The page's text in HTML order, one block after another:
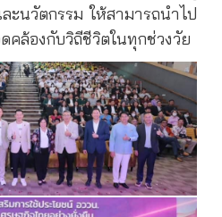
ะนวัตกรรม ให้สามารถนำไป
ล้องกับวิถีชีวิตในทุกช่วงวัย